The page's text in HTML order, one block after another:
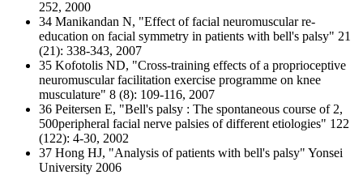
252, 2000
34 Manikandan N, "Effect of facial neuromuscular re-
education on facial symmetry in patients with bell's palsy" 21
(21): 338-343, 2007
35 Kofotolis ND, "Cross-training effects of a proprioceptive
neuromuscular facilitation exercise programme on knee
musculature" 8 (8): 109-116, 2007
36 Peitersen E, "Bell's palsy : The spontaneous course of 2,
500peripheral facial nerve palsies of different etiologies" 122
(122): 4-30, 2002
37 Hong HJ, "Analysis of patients with bell's palsy" Yonsei
University 2006